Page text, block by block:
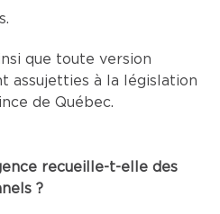
que toute version
assujetties à la législation
de Québec.
recueille-t-elle des
?